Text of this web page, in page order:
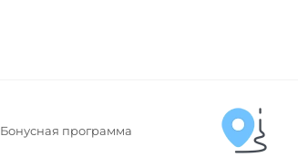
Бонусная программа